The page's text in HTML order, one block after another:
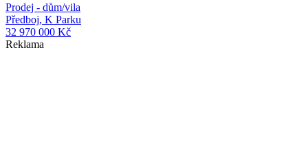
Prodej - dům/vila
Předboj, K Parku
32 970 000 Kč
Reklama